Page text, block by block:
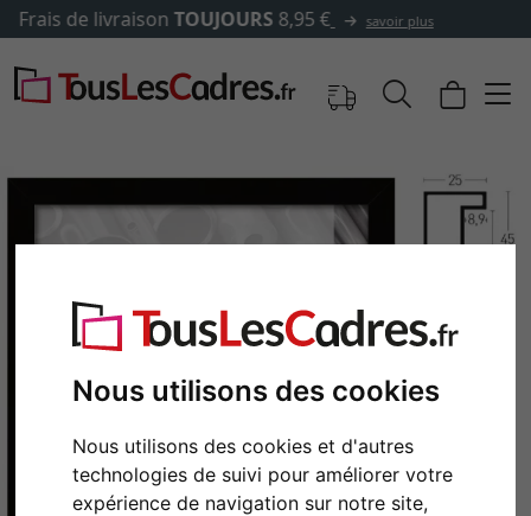
Nous utilisons des cookies
Nous utilisons des cookies et d'autres
technologies de suivi pour améliorer votre
expérience de navigation sur notre site,
✓500 000 articles au choix
Retour